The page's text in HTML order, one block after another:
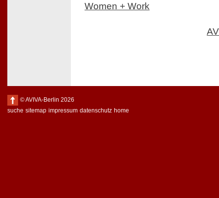
Women + Work
© AVIVA-Berlin 2026
suche sitemap impressum datenschutz home